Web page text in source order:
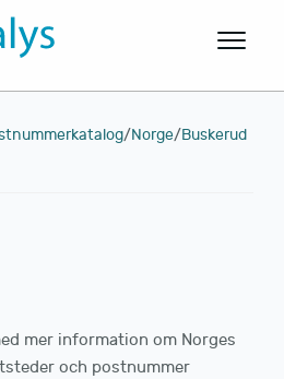
/Norge/Buskerud
mer information om Norges
och postnummer